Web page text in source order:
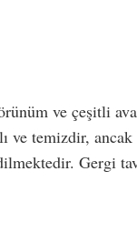
ve çeşitli
ve temizdir,
Gergi